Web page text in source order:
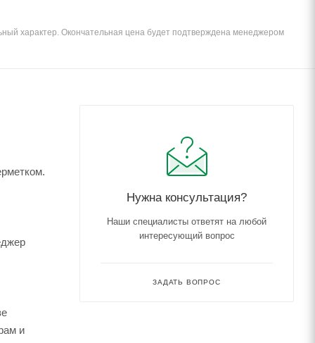
характер. Окончательная цена будет подтверждена менеджером
и
Нужна консультация?
Наши специалисты ответят на любой
интересующий вопрос
ЗАДАТЬ ВОПРОС